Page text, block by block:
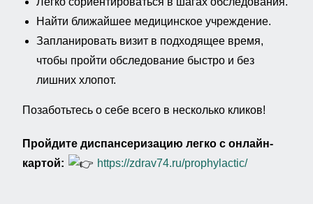
Найти ближайшее медицинское учреждение.
Запланировать визит в подходящее время,
чтобы пройти обследование быстро и без
лишних хлопот.
Позаботьтесь о себе всего в несколько кликов!
Пройдите диспансеризацию легко с онлайн-
картой:
https://zdrav74.ru/prophylactic/